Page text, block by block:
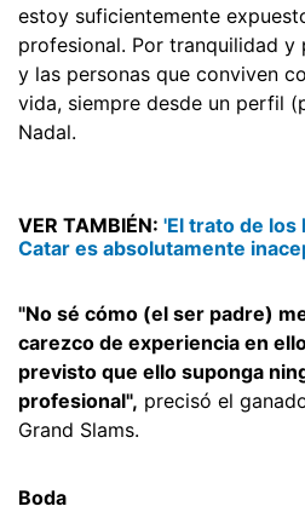
estoy suficientemente
profesional. Por tranquilidad y
y las personas que conviven
vida, siempre desde un perfil
Nadal.
VER TAMBIÉN: 'El trato de los
Catar es absolutamente
"No sé cómo (el ser padre)
carezco de experiencia en
previsto que ello suponga
profesional", precisó el
Grand Slams.
Boda